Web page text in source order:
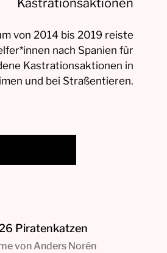
Kastrationsaktionen
von 2014 bis 2019 reiste
nach Spanien für
Kastrationsaktionen in
und bei Straßentieren.
Piratenkatzen
vonAnders Norén